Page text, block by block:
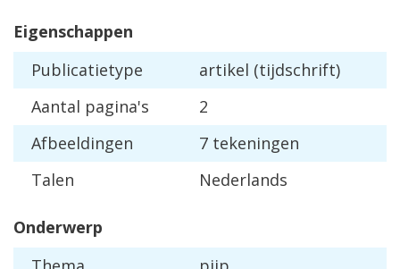
Eigenschappen
Publicatietype
artikel (tijdschrift)
Aantal pagina's
2
Afbeeldingen
7 tekeningen
Talen
Nederlands
Onderwerp